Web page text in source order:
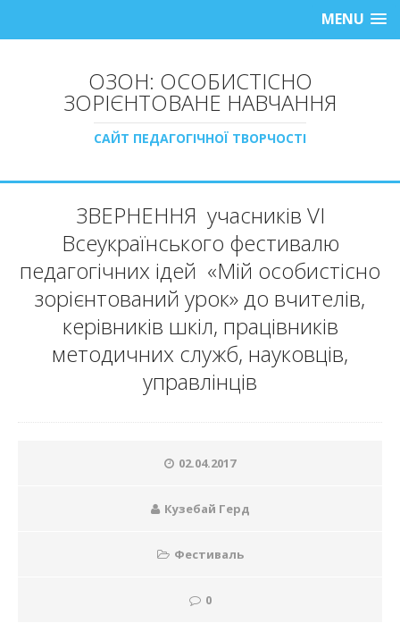
MENU
ОЗОН: ОСОБИСТІСНО
ЗОРІЄНТОВАНЕ НАВЧАННЯ
САЙТ ПЕДАГОГІЧНОЇ ТВОРЧОСТІ
ЗВЕРНЕННЯ учасників VІ
Всеукраїнського фестивалю
педагогічних ідей «Мій особистісно
зорієнтований урок» до вчителів,
керівників шкіл, працівників
методичних служб, науковців,
управлінців
02.04.2017
Кузебай Герд
Фестиваль
0